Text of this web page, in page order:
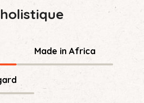
Made in Africa